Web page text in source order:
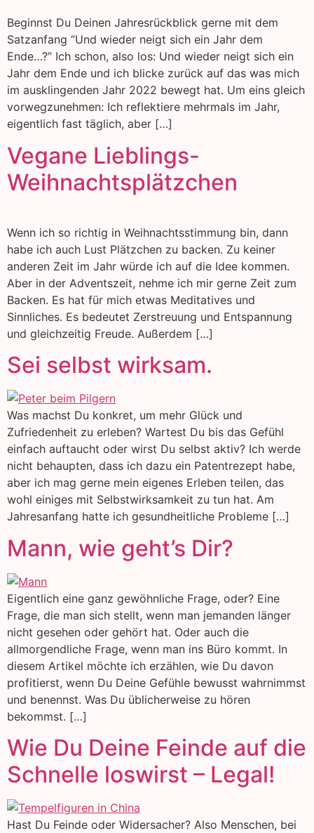
Beginnst Du Deinen Jahresrückblick gerne mit dem
Satzanfang “Und wieder neigt sich ein Jahr dem
Ende…?” Ich schon, also los: Und wieder neigt sich ein
Jahr dem Ende und ich blicke zurück auf das was mich
im ausklingenden Jahr 2022 bewegt hat. Um eins gleich
vorwegzunehmen: Ich reflektiere mehrmals im Jahr,
eigentlich fast täglich, aber […]
Vegane Lieblings-
Weihnachtsplätzchen
Wenn ich so richtig in Weihnachtsstimmung bin, dann
habe ich auch Lust Plätzchen zu backen. Zu keiner
anderen Zeit im Jahr würde ich auf die Idee kommen.
Aber in der Adventszeit, nehme ich mir gerne Zeit zum
Backen. Es hat für mich etwas Meditatives und
Sinnliches. Es bedeutet Zerstreuung und Entspannung
und gleichzeitig Freude. Außerdem […]
Sei selbst wirksam.
Was machst Du konkret, um mehr Glück und
Zufriedenheit zu erleben? Wartest Du bis das Gefühl
einfach auftaucht oder wirst Du selbst aktiv? Ich werde
nicht behaupten, dass ich dazu ein Patentrezept habe,
aber ich mag gerne mein eigenes Erleben teilen, das
wohl einiges mit Selbstwirksamkeit zu tun hat. Am
Jahresanfang hatte ich gesundheitliche Probleme […]
Mann, wie geht’s Dir?
Eigentlich eine ganz gewöhnliche Frage, oder? Eine
Frage, die man sich stellt, wenn man jemanden länger
nicht gesehen oder gehört hat. Oder auch die
allmorgendliche Frage, wenn man ins Büro kommt. In
diesem Artikel möchte ich erzählen, wie Du davon
profitierst, wenn Du Deine Gefühle bewusst wahrnimmst
und benennst. Was Du üblicherweise zu hören
bekommst. […]
Wie Du Deine Feinde auf die
Schnelle loswirst – Legal!
Hast Du Feinde oder Widersacher? Also Menschen, bei